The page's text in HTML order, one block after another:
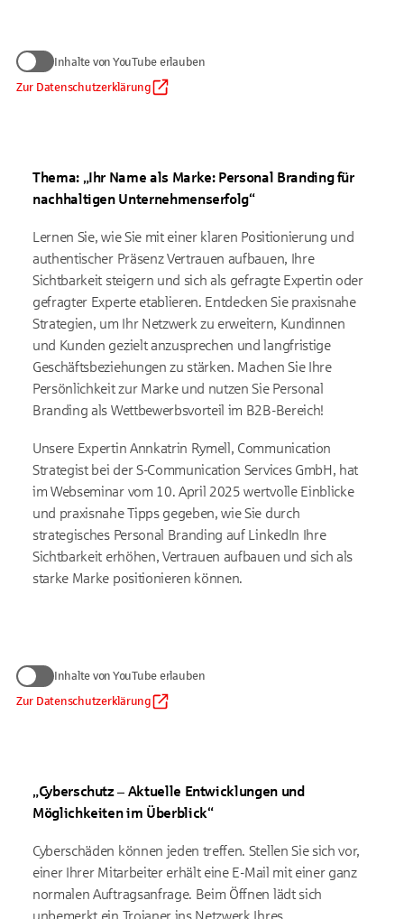
Inhalte von YouTube erlauben
Zur Datenschutzerklärung
zum Anzeigen von YouTube-Videos
Daten werden nur an Google übermittelt, soweit dies für die
Einbindung von YouTube erforderlich ist. Informationen finden
Länder ohne der EU gleichwertiges Datenschutzniveau (z. B.
USA). Informationen finden Siein der Google-
Inhalte von YouTube erlauben
Thema: „Ihr Name als Marke: Personal Branding für
nachhaltigen Unternehmenserfolg“
Lernen Sie, wie Sie mit einer klaren Positionierung und
authentischer Präsenz Vertrauen aufbauen, Ihre
Sichtbarkeit steigern und sich als gefragte Expertin oder
gefragter Experte etablieren. Entdecken Sie praxisnahe
Strategien, um Ihr Netzwerk zu erweitern, Kundinnen
und Kunden gezielt anzusprechen und langfristige
Geschäftsbeziehungen zu stärken. Machen Sie Ihre
Persönlichkeit zur Marke und nutzen Sie Personal
Branding als Wettbewerbsvorteil im B2B-Bereich!
Unsere Expertin Annkatrin Rymell, Communication
Strategist bei der S-Communication Services GmbH, hat
im Webseminar vom 10. April 2025 wertvolle Einblicke
und praxisnahe Tipps gegeben, wie Sie durch
strategisches Personal Branding auf LinkedIn Ihre
Sichtbarkeit erhöhen, Vertrauen aufbauen und sich als
starke Marke positionieren können.
Inhalte von YouTube erlauben
Zur Datenschutzerklärung
zum Anzeigen von YouTube-Videos
Daten werden nur an Google übermittelt, soweit dies für die
Einbindung von YouTube erforderlich ist. Informationen finden
Länder ohne der EU gleichwertiges Datenschutzniveau (z. B.
USA). Informationen finden Sie in der Google-
Inhalte von YouTube erlauben
„Cyberschutz – Aktuelle Entwicklungen und
Möglichkeiten im Überblick“
Cyberschäden können jeden treffen. Stellen Sie sich vor,
einer Ihrer Mitarbeiter erhält eine E-Mail mit einer ganz
normalen Auftragsanfrage. Beim Öffnen lädt sich